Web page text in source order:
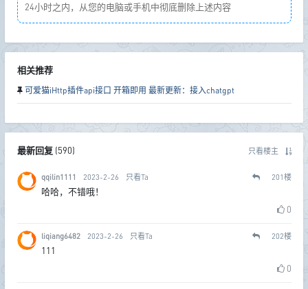
24小时之内，从您的电脑或手机中彻底删除上述内容
相关推荐
可爱猫iHttp插件api接口 开箱即用 最新更新：接入chatgpt
最新回复(590) 只看楼主
qqilin1111 2023-2-26 只看Ta 201楼
哈哈，不错哦！
0
liqiang6482 2023-2-26 只看Ta 202楼
111
0